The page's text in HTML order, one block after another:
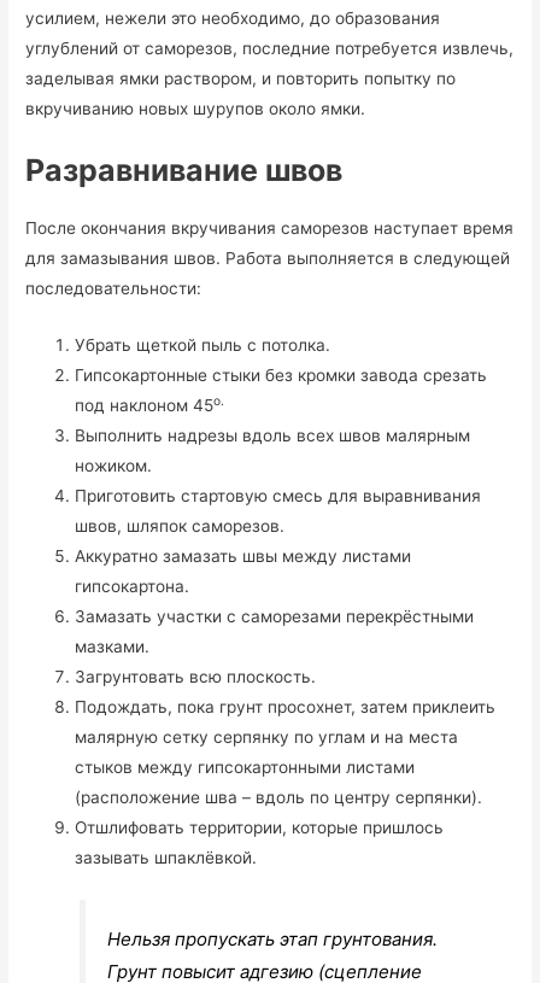
усилием, нежели это необходимо, до образования
углублений от саморезов, последние потребуется извлечь,
заделывая ямки раствором, и повторить попытку по
вкручиванию новых шурупов около ямки.
Разравнивание швов
После окончания вкручивания саморезов наступает время
для замазывания швов. Работа выполняется в следующей
последовательности:
Убрать щеткой пыль с потолка.
Гипсокартонные стыки без кромки завода срезать
под наклоном 45о.
Выполнить надрезы вдоль всех швов малярным
ножиком.
Приготовить стартовую смесь для выравнивания
швов, шляпок саморезов.
Аккуратно замазать швы между листами
гипсокартона.
Замазать участки с саморезами перекрёстными
мазками.
Загрунтовать всю плоскость.
Подождать, пока грунт просохнет, затем приклеить
малярную сетку серпянку по углам и на места
стыков между гипсокартонными листами
(расположение шва – вдоль по центру серпянки).
Отшлифовать территории, которые пришлось
зазывать шпаклёвкой.
Нельзя пропускать этап грунтования.
Грунт повысит адгезию (сцепление